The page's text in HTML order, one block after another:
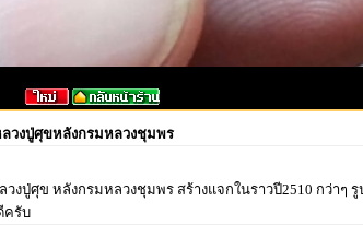
วงปู่ศุขหลังกรมหลวงชุมพร
วงปู่ศุข หลังกรมหลวงชุมพร สร้างแจกในราวปี2510 กว่าๆ รู
ครับ